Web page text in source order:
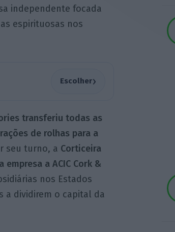
independente focada
espirituosas nos
Escolher›
transferiu todas as
de rolhas para a
seu turno, a Corticeira
a ACIC Cork &
nos Estados
a dividirem o capital da